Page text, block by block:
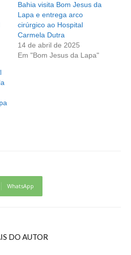
Bahia visita Bom Jesus da
Lapa e entrega arco
cirúrgico ao Hospital
Carmela Dutra
14 de abril de 2025
Em "Bom Jesus da Lapa"
WhatsApp
DO AUTOR